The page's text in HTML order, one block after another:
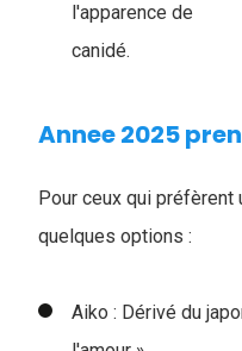
l'apparence de
canidé.
Annee 2025
Pour ceux qui préfèrent
quelques options :
Aiko : Dérivé du